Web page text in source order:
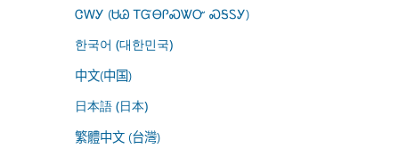
ᏣᎳᎩ (ᏌᏊ ᎢᏳᎾᎵᏍᏔᏅ ᏍᎦᏚᎩ)
한국어 (대한민국)
中文(中国)
日本語 (日本)
繁體中文 (台灣)